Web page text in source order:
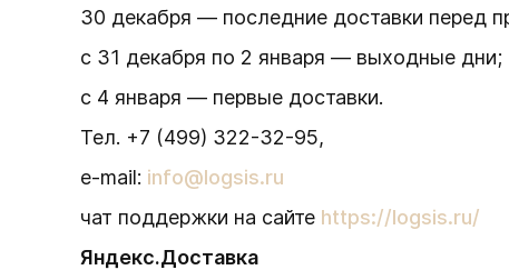
30 декабря — последние доставки перед
с 31 декабря по 2 января — выходные дни;
с 4 января — первые доставки.
Тел. +7 (499) 322-32-95,
e-mail: info@logsis.ru
чат поддержки на сайте https://logsis.ru/
Яндекс.Доставка